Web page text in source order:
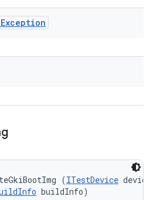
Exception
(ITestDevice
buildInfo)